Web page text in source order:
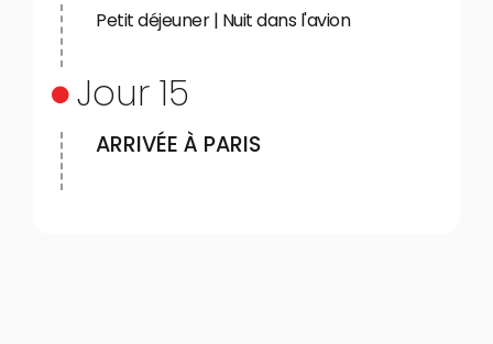
Petit déjeuner | Nuit dans l'avion
Jour 15
ARRIVÉE À PARIS